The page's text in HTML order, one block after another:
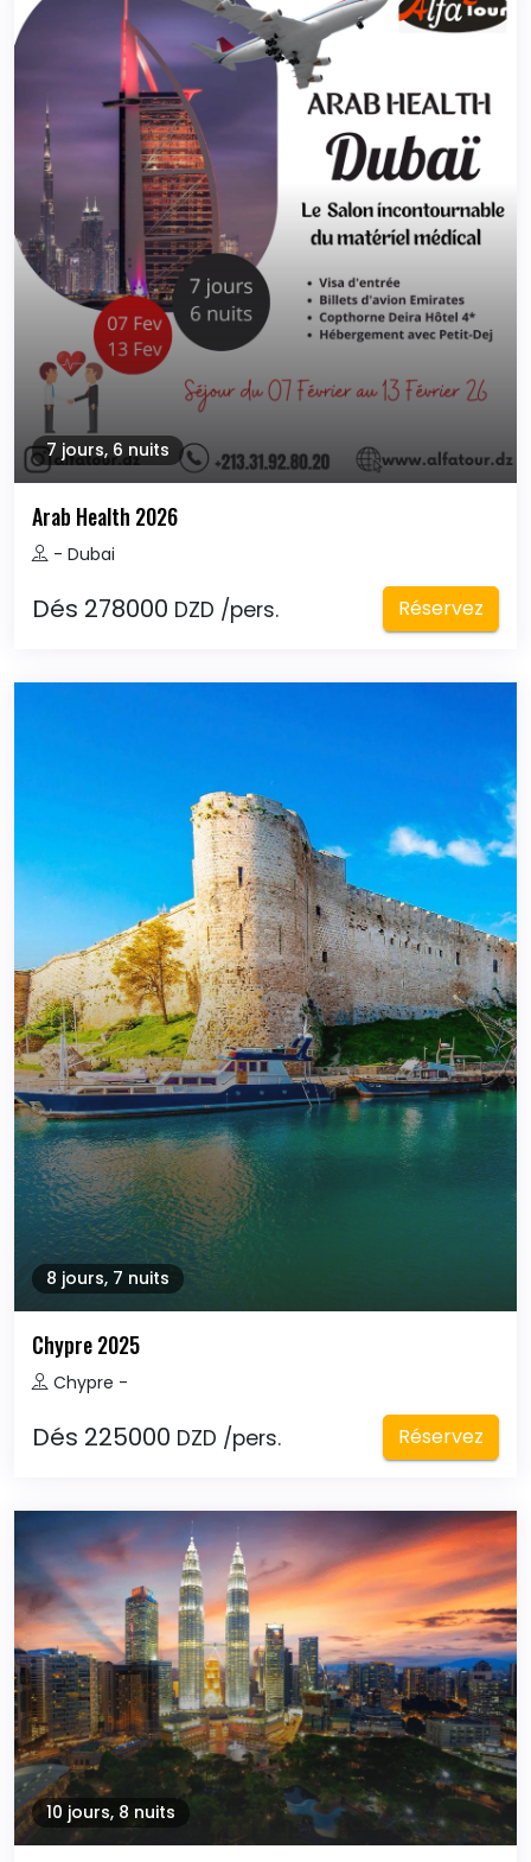
7 jours, 6 nuits
Arab Health 2026
- Dubai
Dés 278000 DZD /pers. Réservez
8 jours, 7 nuits
Chypre 2025
Chypre -
Dés 225000 DZD /pers. Réservez
10 jours, 8 nuits